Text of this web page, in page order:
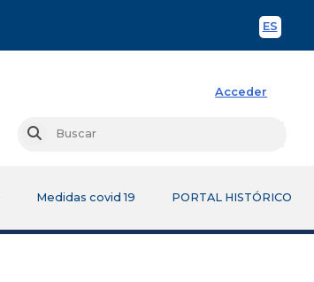
ES
Acceder
Buscar
Medidas covid 19 PORTAL HISTÓRICO